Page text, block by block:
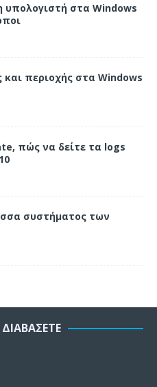
υπολογιστή στα Windows
περιοχής στα Windows
πώς να δείτε τα logs
συστήματος των